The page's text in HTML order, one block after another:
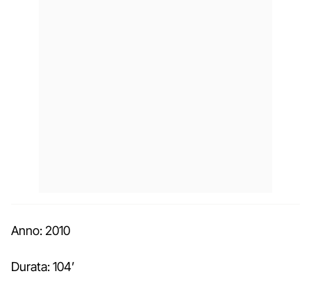
Anno: 2010
Durata: 104’